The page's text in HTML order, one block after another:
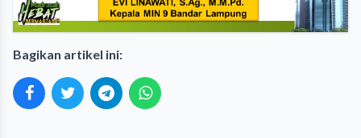
Bagikan artikel ini: